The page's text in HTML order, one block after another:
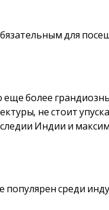
для
еще более
не стоит
Индии и
среди